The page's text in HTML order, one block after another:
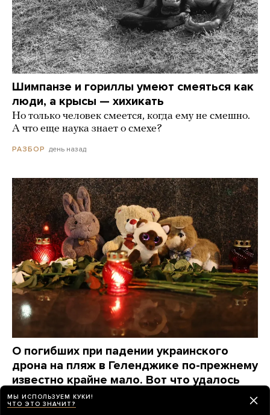
Шимпанзе и гориллы умеют смеяться как
люди, а крысы — хихикать
Но только человек смеется, когда ему не смешно.
А что еще наука знает о смехе?
РАЗБОР день назад
О погибших при падении украинского
дрона на пляж в Геленджике по-прежнему
известно крайне мало. Вот что удалось
узнать о жертвах за три дня
МЫ ИСПОЛЬЗУЕМ КУКИ!
ЧТО ЭТО ЗНАЧИТ?